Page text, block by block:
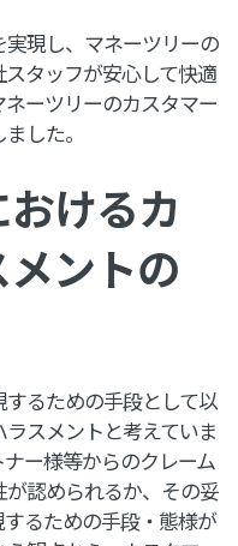
現し、マネーツリーの
タッフが安心して快適
ーツリーのカスタマー
した。
けるカ
ントの
るための手段として以
スメントと考えていま
ー様等からのクレーム
認められるか、その妥
るための手段・態様が